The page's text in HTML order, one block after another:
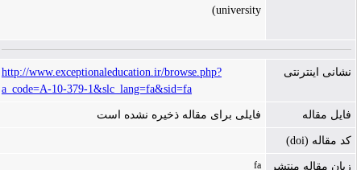
university)
نشانی اینترنتی
http://www.exceptionaleducation.ir/browse.php?
a_code=A-10-379-1&slc_lang=fa&sid=fa
فایل مقاله فایلی برای مقاله ذخیره نشده است
کد مقاله (doi)
زبان مقاله منتشر